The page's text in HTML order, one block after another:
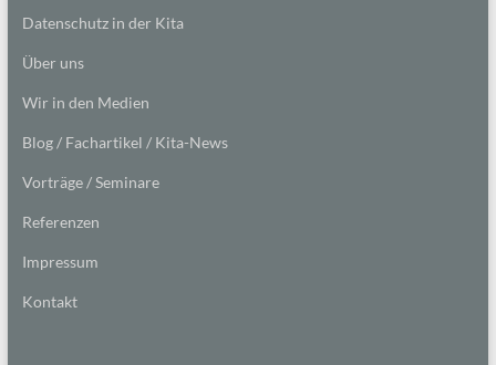
Datenschutz in der Kita
Über uns
Wir in den Medien
Blog / Fachartikel / Kita-News
Vorträge / Seminare
Referenzen
Impressum
Kontakt